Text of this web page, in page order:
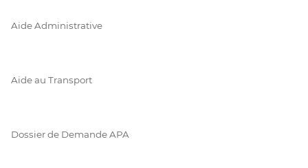
Aide Administrative
Aide au Transport
Dossier de Demande APA